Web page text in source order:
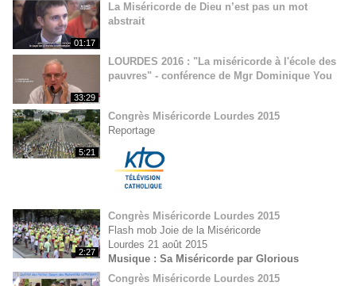
01:17
La Miséricorde de Dieu n’est pas un mot
abstrait
33:29
LOURDES 2016 : "La miséricorde à l'école des
pauvres" - conférence de Mgr Dominique You
5:21
Congrès Miséricorde Lourdes 2015
Reportage
2:27
Congrès Miséricorde Lourdes 2015
Flash mob Joie de la Miséricorde
Lourdes 21 août 2015
Musique : Sa Miséricorde par Glorious
Congrès Miséricorde Lourdes 2015